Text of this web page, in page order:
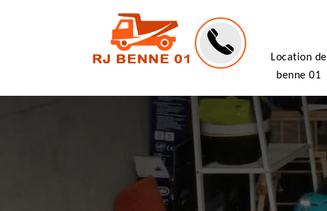
Location de
benne 01